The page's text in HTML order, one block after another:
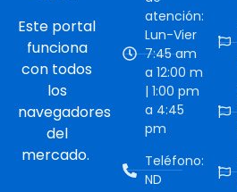
Este portal
funciona
con todos
los
navegadores
del
mercado.
atención:
Lun-Vier
7:45 am
a 12:00 m
| 1:00 pm
a 4:45
pm
Teléfono:
ND